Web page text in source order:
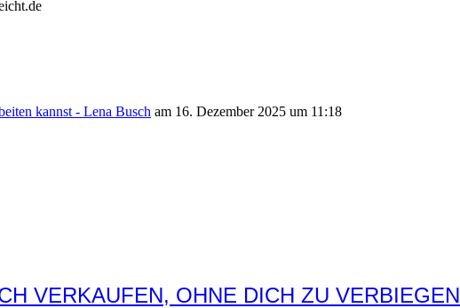
kannst - Lena Busch am 16. Dezember 2025 um 11:18
VERKAUFEN, OHNE DICH ZU VERBIEGEN